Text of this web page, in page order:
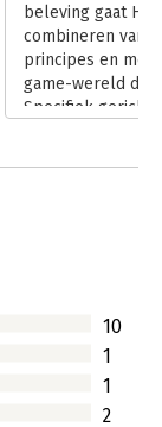
beleving gaat
combineren van
principes en
game-wereld de
Specifiek gericht
10
1
1
2